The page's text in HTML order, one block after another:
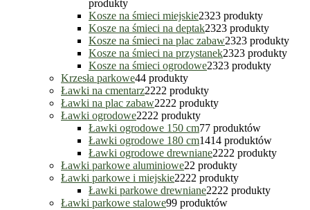
produkty
Kosze na śmieci miejskie2323 produkty
Kosze na śmieci na deptak2323 produkty
Kosze na śmieci na plac zabaw2323 produkty
Kosze na śmieci na przystanek2323 produkty
Kosze na śmieci ogrodowe2323 produkty
Krzesła parkowe44 produkty
Ławki na cmentarz2222 produkty
Ławki na plac zabaw2222 produkty
Ławki ogrodowe2222 produkty
Ławki ogrodowe 150 cm77 produktów
Ławki ogrodowe 180 cm1414 produktów
Ławki ogrodowe drewniane2222 produkty
Ławki parkowe aluminiowe22 produkty
Ławki parkowe i miejskie2222 produkty
Ławki parkowe drewniane2222 produkty
Ławki parkowe stalowe99 produktów